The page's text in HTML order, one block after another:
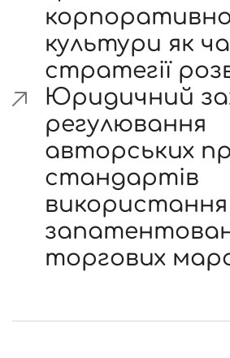
культури як
стратегії
Юридичний
регулювання
авторських
стандартів
використання
торгових